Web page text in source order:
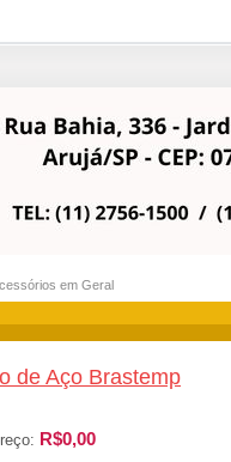
em Geral
de Aço Brastemp
R$0,00